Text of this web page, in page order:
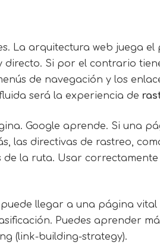
La arquitectura web juega
directo. Si por el contrario
de navegación y los
será la experiencia de
Google aprende. Si una
las directivas de rastreo,
la ruta. Usar
llegar a una página vital
Puedes aprender
(link-building-strategy).